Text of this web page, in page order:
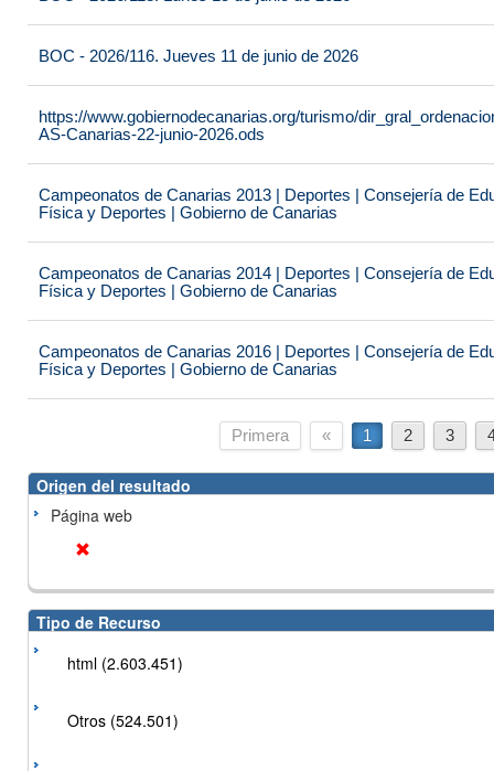
BOC - 2026/116. Jueves 11 de junio de 2026
https://www.gobiernodecanarias.org/turismo/
AS-Canarias-22-junio-2026.ods
Campeonatos de Canarias 2013 | Deportes | Consejería de
Física y Deportes | Gobierno de Canarias
Campeonatos de Canarias 2014 | Deportes | Consejería de
Física y Deportes | Gobierno de Canarias
Campeonatos de Canarias 2016 | Deportes | Consejería de
Física y Deportes | Gobierno de Canarias
Primera « 1 2 3
Origen del resultado
Página web
Tipo de Recurso
html (2.603.451)
Otros (524.501)